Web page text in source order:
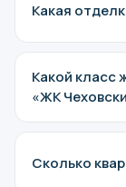
Какая
Какой класс
«ЖК
Сколько